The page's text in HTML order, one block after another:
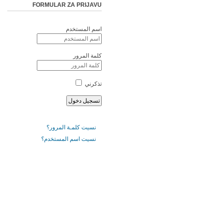
FORMULAR ZA PRIJAVU
اسم المستخدم
كلمة المرور
تذكرني
نسيت كلمـة المرور؟
نسيت اسم المستخدم؟